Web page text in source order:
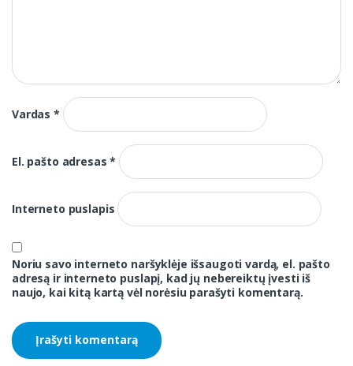
Vardas*
El. pašto adresas*
Interneto puslapis
Noriu savo interneto naršyklėje išsaugoti vardą, el. pašto
adresą ir interneto puslapį, kad jų nebereiktų įvesti iš
naujo, kai kitą kartą vėl norėsiu parašyti komentarą.